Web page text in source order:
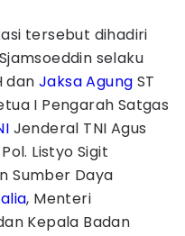
tersebut dihadiri
selaku
dan Jaksa Agung ST
I Pengarah Satgas
Jenderal TNI Agus
Listyo Sigit
Sumber Daya
, Menteri
Kepala Badan